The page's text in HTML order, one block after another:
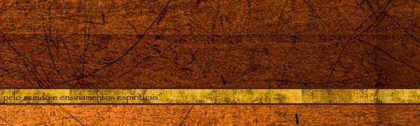
Anjo da Guarda de Vassula Se aproximou dela
mundo e ensinamentos espirituais